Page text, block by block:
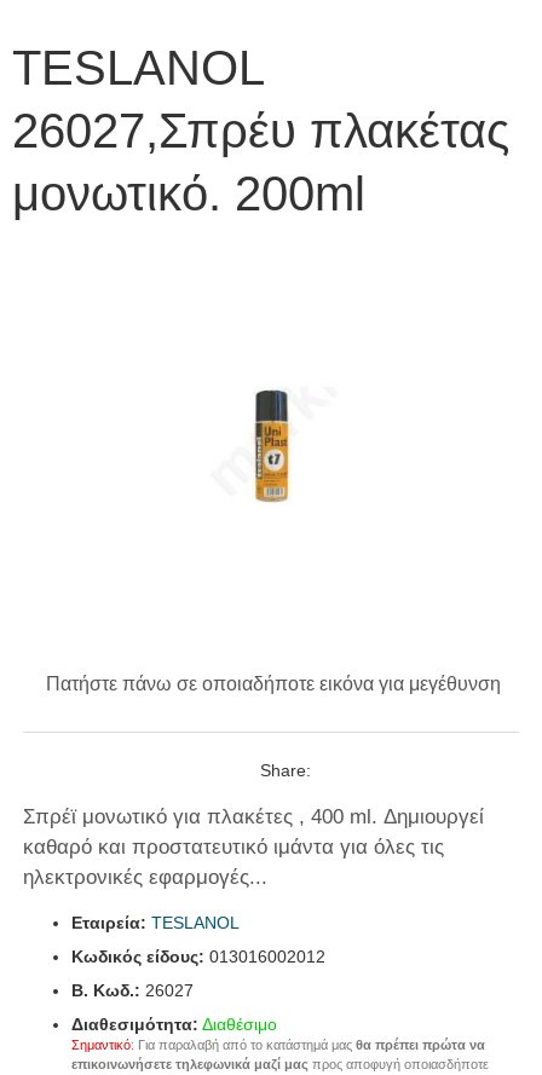
TESLANOL
26027,Σπρέυ πλακέτας
μονωτικό. 200ml
Πατήστε πάνω σε οποιαδήποτε εικόνα για μεγέθυνση
Share:
Σπρέϊ μονωτικό για πλακέτες , 400 ml. Δημιουργεί
καθαρό και προστατευτικό ιμάντα για όλες τις
ηλεκτρονικές εφαρμογές...
Εταιρεία: TESLANOL
Κωδικός είδους: 013016002012
B. Κωδ.: 26027
Διαθεσιμότητα: Διαθέσιμο
Σημαντικό: Για παραλαβή από το κατάστημά μας θα πρέπει πρώτα να
επικοινωνήσετε τηλεφωνικά μαζί μας προς αποφυγή οποιασδήποτε